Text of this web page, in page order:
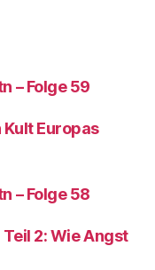
– Folge 59
Kult Europas
– Folge 58
2: Wie Angst